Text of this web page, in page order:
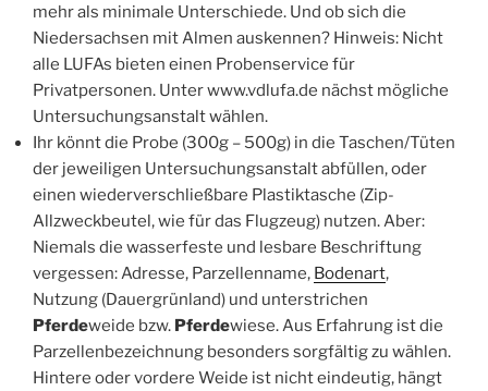
mehr als minimale Unterschiede. Und ob sich die
Niedersachsen mit Almen auskennen? Hinweis: Nicht
alle LUFAs bieten einen Probenservice für
Privatpersonen. Unter www.vdlufa.de nächst mögliche
Untersuchungsanstalt wählen.
Ihr könnt die Probe (300g – 500g) in die Taschen/Tüten
der jeweiligen Untersuchungsanstalt abfüllen, oder
einen wiederverschließbare Plastiktasche (Zip-
Allzweckbeutel, wie für das Flugzeug) nutzen. Aber:
Niemals die wasserfeste und lesbare Beschriftung
vergessen: Adresse, Parzellenname, Bodenart,
Nutzung (Dauergrünland) und unterstrichen
Pferdeweide bzw. Pferdewiese. Aus Erfahrung ist die
Parzellenbezeichnung besonders sorgfältig zu wählen.
Hintere oder vordere Weide ist nicht eindeutig, hängt